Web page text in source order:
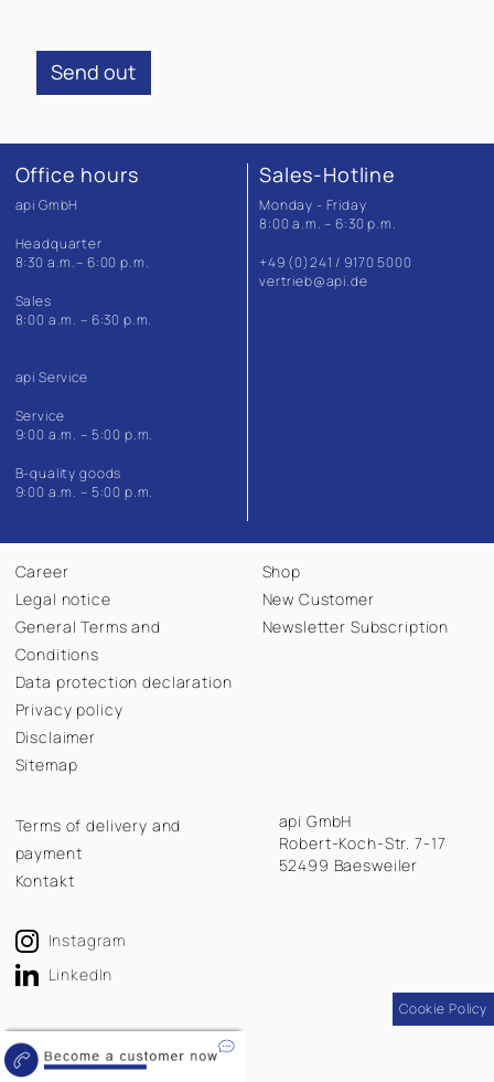
Office hours
api GmbH
Headquarter
8:30 a.m.– 6:00 p.m.
Sales
8:00 a.m. – 6:30 p.m.
api Service
Service
9:00 a.m. – 5:00 p.m.
B-quality goods
9:00 a.m. – 5:00 p.m.
Sales-Hotline
Monday - Friday
8:00 a.m. – 6:30 p.m.
+49 (0)241 / 9170 5000
vertrieb@api.de
Career
Legal notice
General Terms and
Conditions
Data protection declaration
Privacy policy
Disclaimer
Sitemap
Shop
New Customer
Newsletter Subscription
Terms of delivery and
payment
Kontakt
api GmbH
Robert-Koch-Str. 7-17
52499 Baesweiler
Instagram
LinkedIn
Cookie Policy